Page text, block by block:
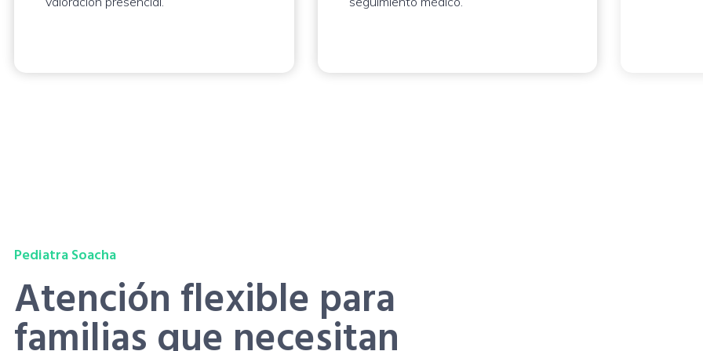
Pediatra Soacha
Atención flexible para
familias que necesitan